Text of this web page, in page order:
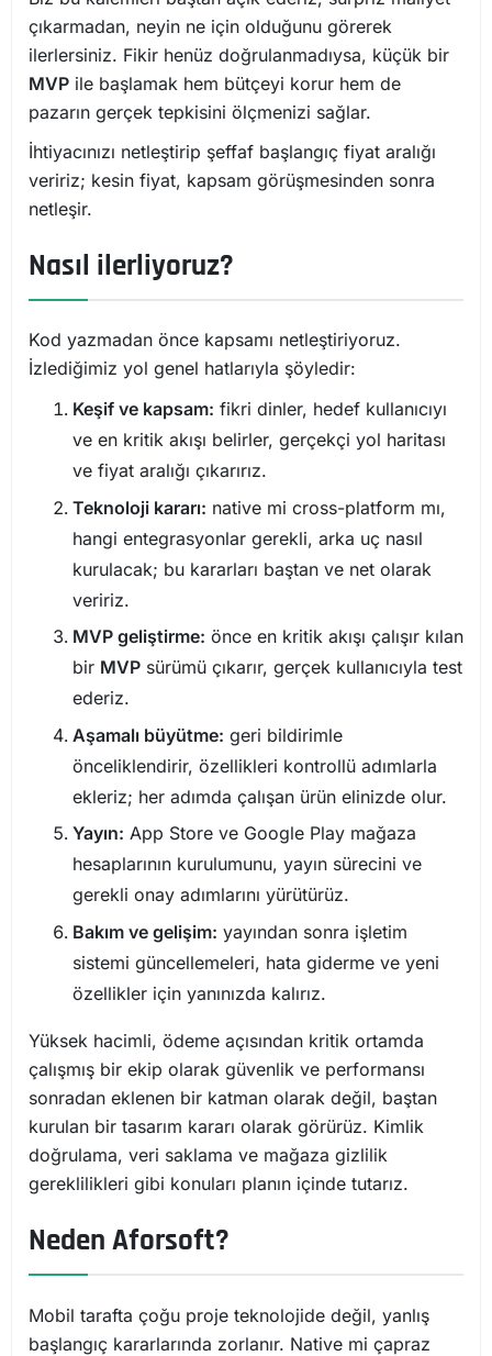
çıkarmadan, neyin ne için olduğunu görerek
ilerlersiniz. Fikir henüz doğrulanmadıysa, küçük bir
MVP ile başlamak hem bütçeyi korur hem de
pazarın gerçek tepkisini ölçmenizi sağlar.
İhtiyacınızı netleştirip şeffaf başlangıç fiyat aralığı
veririz; kesin fiyat, kapsam görüşmesinden sonra
netleşir.
Nasıl ilerliyoruz?
Kod yazmadan önce kapsamı netleştiriyoruz.
İzlediğimiz yol genel hatlarıyla şöyledir:
Keşif ve kapsam: fikri dinler, hedef kullanıcıyı
ve en kritik akışı belirler, gerçekçi yol haritası
ve fiyat aralığı çıkarırız.
Teknoloji kararı: native mi cross-platform mı,
hangi entegrasyonlar gerekli, arka uç nasıl
kurulacak; bu kararları baştan ve net olarak
veririz.
MVP geliştirme: önce en kritik akışı çalışır kılan
bir MVP sürümü çıkarır, gerçek kullanıcıyla test
ederiz.
Aşamalı büyütme: geri bildirimle
önceliklendirir, özellikleri kontrollü adımlarla
ekleriz; her adımda çalışan ürün elinizde olur.
Yayın: App Store ve Google Play mağaza
hesaplarının kurulumunu, yayın sürecini ve
gerekli onay adımlarını yürütürüz.
Bakım ve gelişim: yayından sonra işletim
sistemi güncellemeleri, hata giderme ve yeni
özellikler için yanınızda kalırız.
Yüksek hacimli, ödeme açısından kritik ortamda
çalışmış bir ekip olarak güvenlik ve performansı
sonradan eklenen bir katman olarak değil, baştan
kurulan bir tasarım kararı olarak görürüz. Kimlik
doğrulama, veri saklama ve mağaza gizlilik
gereklilikleri gibi konuları planın içinde tutarız.
Neden Aforsoft?
Mobil tarafta çoğu proje teknolojide değil, yanlış
başlangıç kararlarında zorlanır. Native mi çapraz